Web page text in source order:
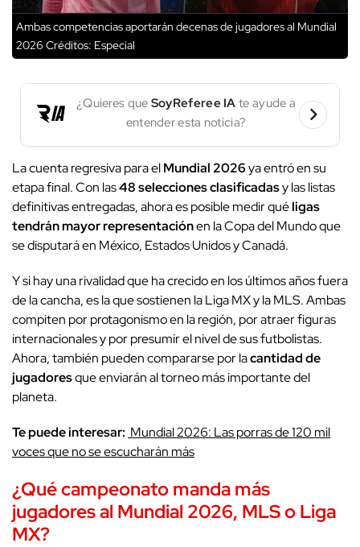
Ambas competencias aportarán decenas de jugadores al Mundial
2026 Créditos: Especial
¿Quieres que SoyReferee IA te ayude a
entender esta noticia?
La cuenta regresiva para elMundial 2026ya entró en su
etapa final. Con las48 selecciones clasificadasy las listas
definitivas entregadas, ahora es posible medir quéligas
tendrán mayor representaciónen la Copa del Mundo que
se disputará en México, Estados Unidos y Canadá.
Y si hay una rivalidad que ha crecido en los últimos años fuera
de la cancha, es la que sostienen la Liga MX y la MLS. Ambas
compiten por protagonismo en la región, por atraer figuras
internacionales y por presumir el nivel de sus futbolistas.
Ahora, también pueden compararse por lacantidad de
jugadoresque enviarán al torneo más importante del
planeta.
Te puede interesar: Mundial 2026: Las porras de 120 mil
voces que no se escucharán más
¿Qué campeonato manda más
jugadores al Mundial 2026, MLS o Liga
MX?